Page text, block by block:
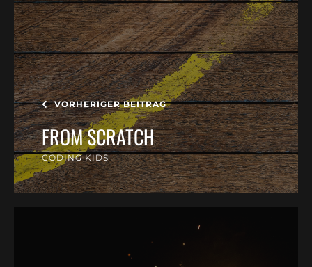
VORHERIGER BEITRAG
FROM SCRATCH
CODING KIDS